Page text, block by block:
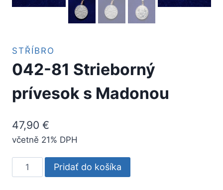
STŘÍBRO
042-81 Strieborný
prívesok s Madonou
47,90 €
včetně 21% DPH
množstvo
042-
Pridať do košíka